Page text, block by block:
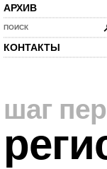
АРХИВ
ПОИСК
КОНТАКТЫ
шаг